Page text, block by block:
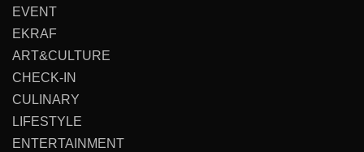
EVENT
EKRAF
ART&CULTURE
CHECK-IN
CULINARY
LIFESTYLE
ENTERTAINMENT